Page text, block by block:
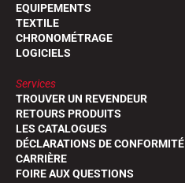
EQUIPEMENTS
TEXTILE
CHRONOMÉTRAGE
LOGICIELS
Services
TROUVER UN REVENDEUR
RETOURS PRODUITS
LES CATALOGUES
DÉCLARATIONS DE CONFORMITÉ
CARRIÈRE
FOIRE AUX QUESTIONS